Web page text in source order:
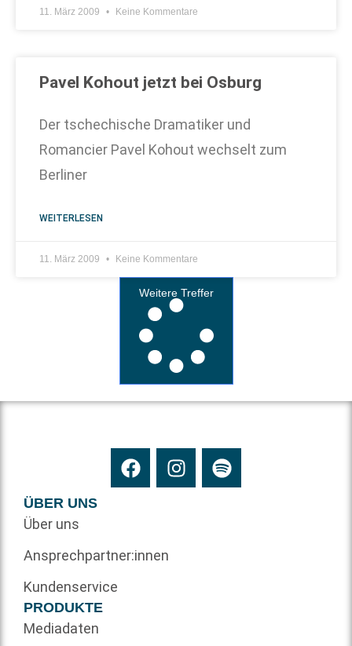
11. März 2009 Keine Kommentare
Pavel Kohout jetzt bei Osburg
Der tschechische Dramatiker und
Romancier Pavel Kohout wechselt zum
Berliner
WEITERLESEN
11. März 2009 Keine Kommentare
Weitere Treffer
ÜBER UNS
Über uns
Ansprechpartner:innen
Kundenservice
PRODUKTE
Mediadaten